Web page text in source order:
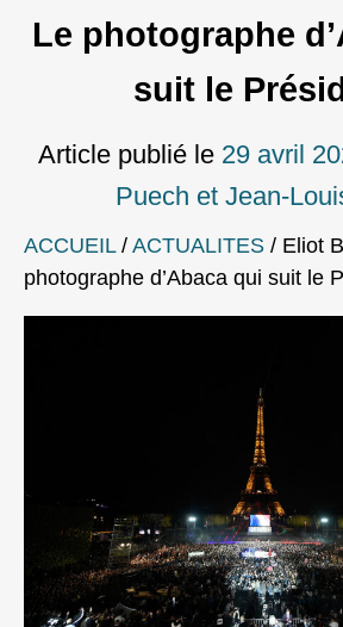
Le photographe
suit le
Article publié le 29 avril
Puech et Jean-
ACCUEIL/ ACTUALITES / Eliot
photographe d’Abaca qui suit le